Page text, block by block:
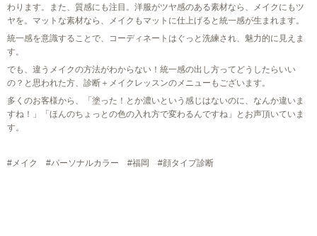
わります。また、質感にも注目。洋服がツヤ感のある素材なら、メイクにもツ
ヤを。マットな素材なら、メイクもマットに仕上げると統一感が生まれます。
統一感を意識することで、コーディネートはぐっと洗練され、魅力的に見えま
す。
でも、違うメイクの方法がわからない！統一感の出し方ってどうしたらいい
の？と思われた方、診断＋メイクレッスンのメニューもございます。
多くのお客様から、「塗った！とか濃いという感じはないのに、なんか違いま
すね！」「ほんのちょっとの色の入れ方で変わるんですね」とお声頂いていま
す。
#メイク #パーソナルカラー #福岡 #顔タイプ診断